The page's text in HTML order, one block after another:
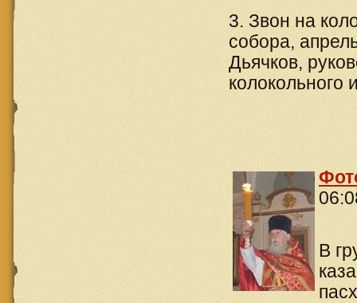
3. Звон на
собора,
Дьячков,
колокольного
В